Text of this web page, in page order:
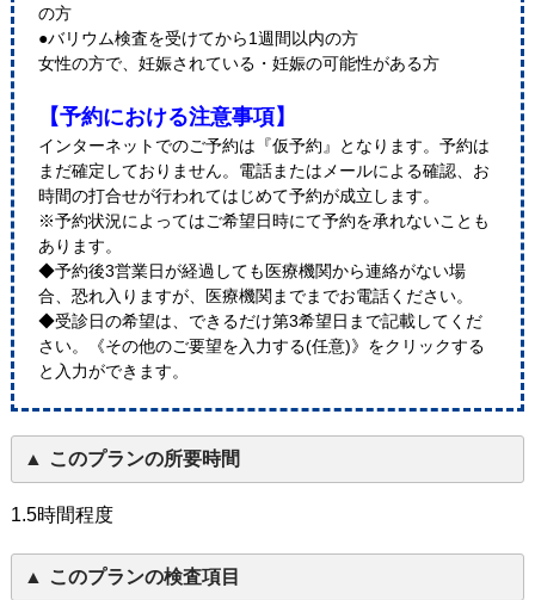
の方
●バリウム検査を受けてから1週間以内の方
女性の方で、妊娠されている・妊娠の可能性がある方
【予約における注意事項】
インターネットでのご予約は『仮予約』となります。予約は
まだ確定しておりません。電話またはメールによる確認、お
時間の打合せが行われてはじめて予約が成立します。
※予約状況によってはご希望日時にて予約を承れないことも
あります。
◆予約後3営業日が経過しても医療機関から連絡がない場
合、恐れ入りますが、医療機関までまでお電話ください。
◆受診日の希望は、できるだけ第3希望日まで記載してくだ
さい。《その他のご要望を入力する(任意)》をクリックする
と入力ができます。
このプランの所要時間
1.5時間程度
このプランの検査項目